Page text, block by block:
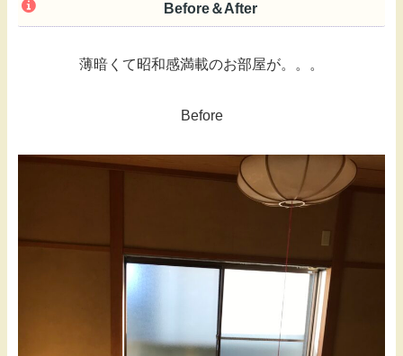
Before＆After
薄暗くて昭和感満載のお部屋が。。。
Before